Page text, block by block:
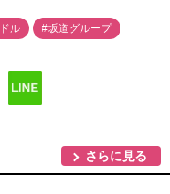
ル #坂道グループ
さらに見る